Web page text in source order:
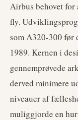
Airbus behovet for
fly.
som A320-300 før
1989. Kernen i
gennemprøvede
derved minimere
niveauer af
muliggjorde en